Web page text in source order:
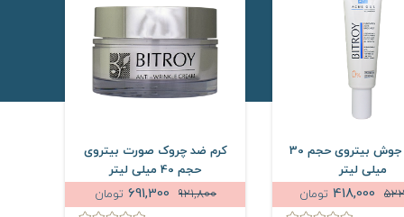
ژل ضد جوش بیتروی حجم 30
میلی لیتر
تومان
کرم ضد چروک صورت بیتروی
حجم 40 میلی لیتر
921,800
تومان